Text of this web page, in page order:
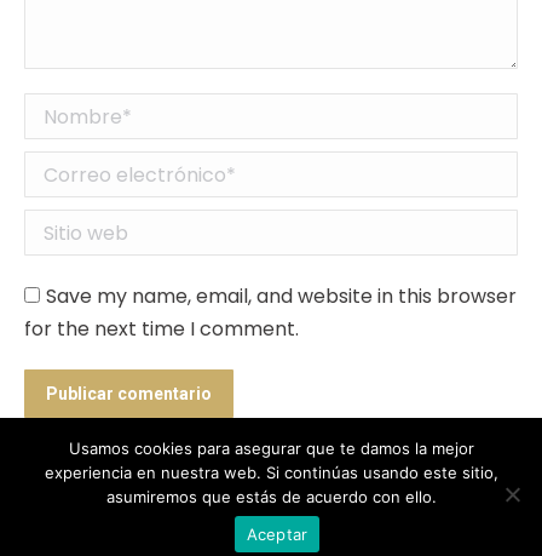
Nombre *
Correo electrónico *
Sitio web
Save my name, email, and website in this browser
for the next time I comment.
Publicar comentario
Designed by Animation Graphics
Usamos cookies para asegurar que te damos la mejor
experiencia en nuestra web. Si continúas usando este sitio,
asumiremos que estás de acuerdo con ello.
Aceptar